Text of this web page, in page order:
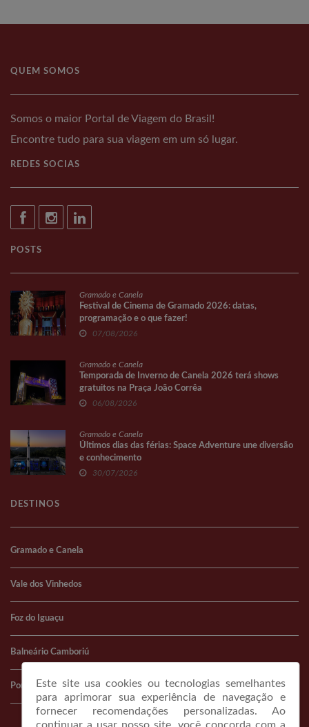
QUEM SOMOS
Somos o maior Portal de Viagem do Brasil!
Encontre tudo para sua viagem em um só lugar.
REDES SOCIAS
POSTS
Gramado e Canela
Festival de Cinema de Gramado 2026: datas,
programação e o que fazer!
07/08/2026
Gramado e Canela
Temporada de Inverno de Canela 2026 terá shows
gratuitos na Praça João Corrêa
06/08/2026
Gramado e Canela
Últimos dias das férias: Space Adventure une diversão
e conhecimento
30/07/2026
DESTINOS
Gramado e Canela
Vale dos Vinhedos
Foz do Iguaçu
Balneário Camboriú
Porto AlegreEste site usa cookies ou tecnologias semelhantes
para aprimorar sua experiência de navegação e
fornecer recomendações personalizadas. Ao